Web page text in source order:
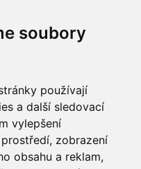
soubory
používají
a další sledovací
vylepšení
zobrazení
obsahu a reklam,